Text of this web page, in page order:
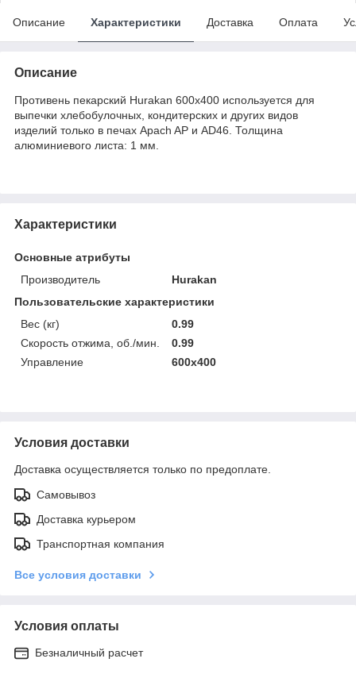
Описание Характеристики Доставка Оплата
Описание
Противень пекарский Hurakan 600x400 используется для
выпечки хлебобулочных, кондитерских и других видов
изделий только в печах Apach AP и AD46. Толщина
алюминиевого листа: 1 мм.
Характеристики
Основные атрибуты
Производитель
Hurakan
Пользовательские характеристики
Вес (кг)
0.99
Скорость отжима, об./мин.
0.99
Управление
600х400
Условия доставки
Доставка осуществляется только по предоплате.
Самовывоз
Доставка курьером
Транспортная компания
Все условия доставки
Условия оплаты
Безналичный расчет